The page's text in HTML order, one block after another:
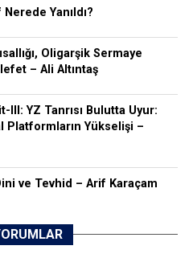
Yanıldı?
Oligarşik Sermaye
– Ali Altıntaş
III: YZ Tanrısı Bulutta Uyur:
Platformların Yükselişi –
ve Tevhid – Arif Karaçam